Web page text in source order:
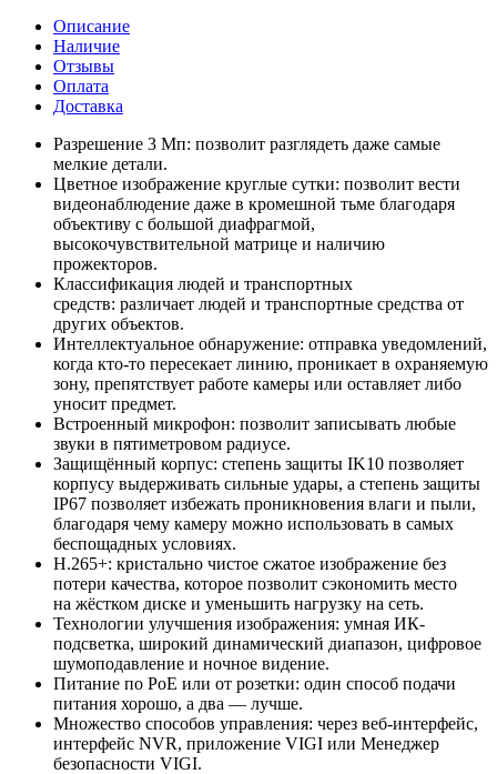
Описание
Наличие
Отзывы
Оплата
Доставка
Разрешение 3 Мп: позволит разглядеть даже самые
мелкие детали.
Цветное изображение круглые сутки: позволит вести
видеонаблюдение даже в кромешной тьме благодаря
объективу с большой диафрагмой,
высокочувствительной матрице и наличию
прожекторов.
Классификация людей и транспортных
средств: различает людей и транспортные средства от
других объектов.
Интеллектуальное обнаружение: отправка уведомлений,
когда кто-то пересекает линию, проникает в охраняемую
зону, препятствует работе камеры или оставляет либо
уносит предмет.
Встроенный микрофон: позволит записывать любые
звуки в пятиметровом радиусе.
Защищённый корпус: степень защиты IK10 позволяет
корпусу выдерживать сильные удары, а степень защиты
IP67 позволяет избежать проникновения влаги и пыли,
благодаря чему камеру можно использовать в самых
беспощадных условиях.
H.265+: кристально чистое сжатое изображение без
потери качества, которое позволит сэкономить место
на жёстком диске и уменьшить нагрузку на сеть.
Технологии улучшения изображения: умная ИК-
подсветка, широкий динамический диапазон, цифровое
шумоподавление и ночное видение.
Питание по PoE или от розетки: один способ подачи
питания хорошо, а два — лучше.
Множество способов управления: через веб-интерфейс,
интерфейс NVR, приложение VIGI или Менеджер
безопасности VIGI.